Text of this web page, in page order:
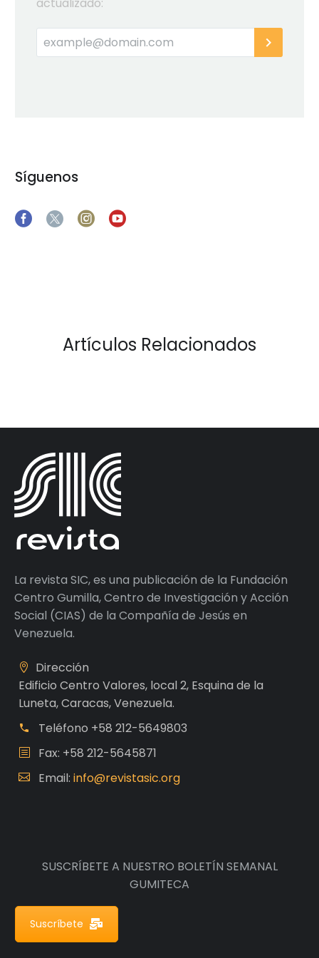
Síguenos
Artículos Relacionados
La revista SIC, es una publicación de la Fundación
Centro Gumilla, Centro de Investigación y Acción
Social (CIAS) de la Compañía de Jesús en
Venezuela.
Dirección
Edificio Centro Valores, local 2, Esquina de la
Luneta, Caracas, Venezuela.
Teléfono +58 212-5649803
Fax: +58 212-5645871
Email: info@revistasic.org
SUSCRÍBETE A NUESTRO BOLETÍN SEMANAL
GUMITECA
Suscríbete